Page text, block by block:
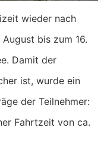
wieder nach
bis zum 16.
Damit der
ist, wurde ein
der Teilnehmer:
Fahrtzeit von ca.